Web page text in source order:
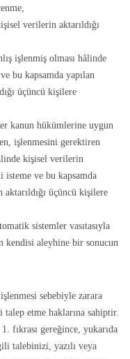
verilerin aktarıldığı
işlenmiş olması hâlinde
bu kapsamda yapılan
üçüncü kişilere
kanun hükümlerine uygun
işlenmesini gerektiren
kişisel verilerin
ve bu kapsamda
üçüncü kişilere
sistemler vasıtasıyla
kendisi aleyhine bir sonucun
sebebiyle zarara
etme haklarına sahiptir.
fıkrası gereğince, yukarıda
talebinizi, yazılı veya